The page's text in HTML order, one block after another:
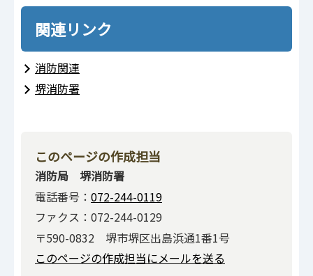
関連リンク
消防関連
堺消防署
このページの作成担当
消防局 堺消防署
電話番号： 072-244-0119
ファクス：072-244-0129
〒590-0832 堺市堺区出島浜通1番1号
このページの作成担当にメールを送る